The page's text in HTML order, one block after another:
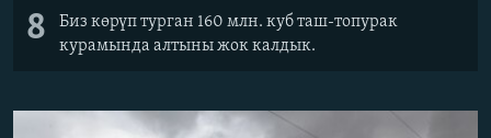
8
Биз көрүп турган 160 млн. куб таш-топурак
курамында алтыны жок калдык.